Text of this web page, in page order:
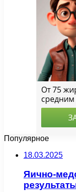
Популярное
18.03.2025
Яично-